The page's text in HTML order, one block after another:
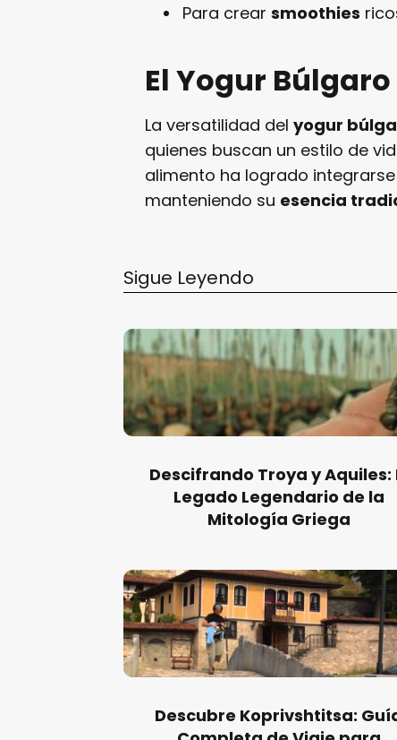
Para crear smoothies
El Yogur
La versatilidad del yogur
quienes buscan un estilo de
alimento ha logrado
manteniendo su esencia
Sigue Leyendo
Descifrando Troya y Aquiles:
Legado Legendario de la
Mitología Griega
Descubre Koprivshtitsa: